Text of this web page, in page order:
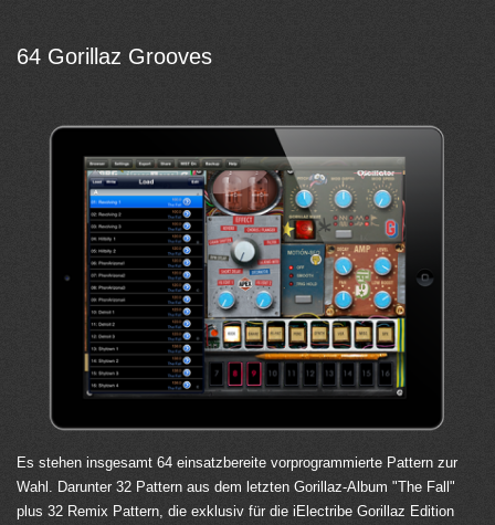
64 Gorillaz Grooves
Es stehen insgesamt 64 einsatzbereite vorprogrammierte Pattern zur
Wahl. Darunter 32 Pattern aus dem letzten Gorillaz-Album "The Fall"
plus 32 Remix Pattern, die exklusiv für die iElectribe Gorillaz Edition